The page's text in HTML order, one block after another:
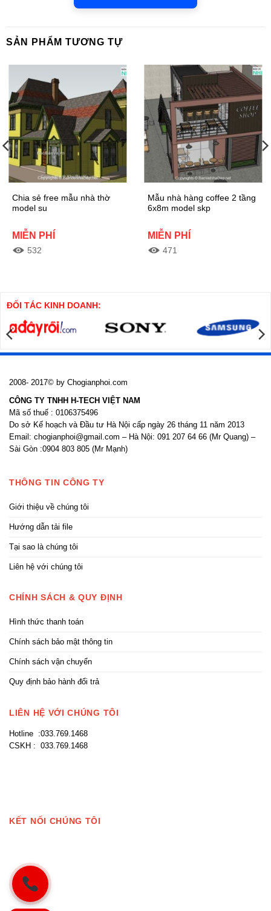
SẢN PHẨM TƯƠNG TỰ
Chia sẻ free mẫu nhà thờ
model su
MIỄN PHÍ
532
Xem thêm
Mẫu nhà hàng coffee 2 tầng
6x8m model skp
MIỄN PHÍ
471
ĐỐI TÁC KINH DOANH:
2008- 2017© by Chogianphoi.com
CÔNG TY TNHH H-TECH VIỆT NAM
Mã số thuế : 0106375496
Do sở Kế hoạch và Đầu tư Hà Nội cấp ngày 26 tháng 11 năm 2013
Email: chogianphoi@gmail.com – Hà Nội: 091 207 64 66 (Mr Quang) –
Sài Gòn :0904 803 805 (Mr Mạnh)
THÔNG TIN CÔNG TY
Giới thiệu về chúng tôi
Hướng dẫn tải file
Tại sao là chúng tôi
Liên hệ với chúng tôi
CHÍNH SÁCH & QUY ĐỊNH
Hình thức thanh toán
Chính sách bảo mật thông tin
Chính sách vận chuyển
Quy định bảo hành đổi trả
LIÊN HỆ VỚI CHÚNG TÔI
Hotline :033.769.1468
CSKH : 033.769.1468
KẾT NỐI CHÚNG TÔI